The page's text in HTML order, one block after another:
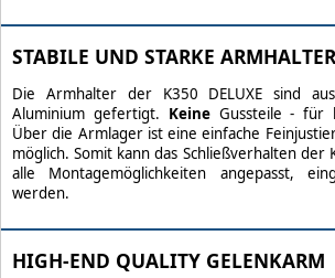
STABILE UND STARKE ARMHALTER
Die Armhalter der K350 DELUXE sind aus
Aluminium gefertigt. KeineGussteile - für
Über die Armlager ist eine einfache
möglich. Somit kann das Schließverhalten der
alle Montagemöglichkeiten angepasst,
werden.
HIGH-END QUALITY GELENKARM